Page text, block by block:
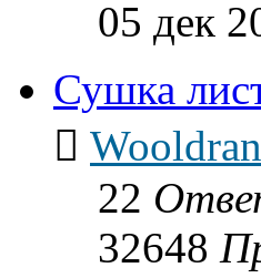
05 дек
Сушка
Wooldran
22
32648